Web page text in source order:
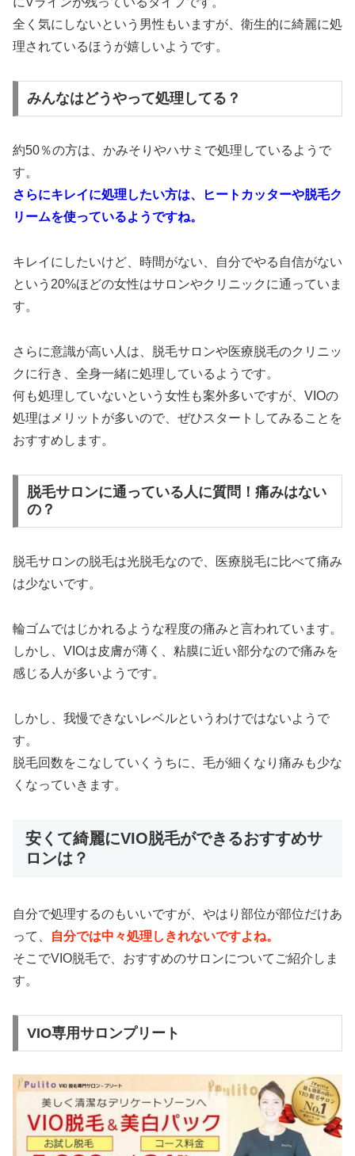
全く気にしないという男性もいますが、衛生的に綺麗に処
理されているほうが嬉しいようです。
みんなはどうやって処理してる？
約50％の方は、かみそりやハサミで処理しているようで
す。
さらにキレイに処理したい方は、ヒートカッターや脱毛ク
リームを使っているようですね。
キレイにしたいけど、時間がない、自分でやる自信がない
という20%ほどの女性はサロンやクリニックに通っていま
す。
さらに意識が高い人は、脱毛サロンや医療脱毛のクリニッ
クに行き、全身一緒に処理しているようです。
何も処理していないという女性も案外多いですが、VIOの
処理はメリットが多いので、ぜひスタートしてみることを
おすすめします。
脱毛サロンに通っている人に質問！痛みはない
の？
脱毛サロンの脱毛は光脱毛なので、医療脱毛に比べて痛み
は少ないです。
輪ゴムではじかれるような程度の痛みと言われています。
しかし、VIOは皮膚が薄く、粘膜に近い部分なので痛みを
感じる人が多いようです。
しかし、我慢できないレベルというわけではないようで
す。
脱毛回数をこなしていくうちに、毛が細くなり痛みも少な
くなっていきます。
安くて綺麗にVIO脱毛ができるおすすめサ
ロンは？
自分で処理するのもいいですが、やはり部位が部位だけあ
って、
自分では中々処理しきれないですよね。
そこでVIO脱毛で、おすすめのサロンについてご紹介しま
す。
VIO専用サロンプリート